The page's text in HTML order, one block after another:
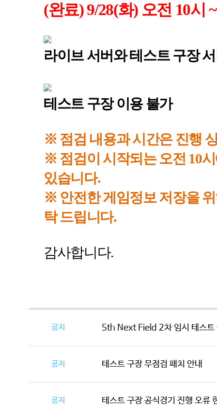
(완료) 9/28(화) 오전 10시
라이브 서버와 테스트 구장
테스트 구장 이용 불가
※ 점검 내용과 시간은 진행
※ 점검이 시작되는 오전 10
있습니다.
※ 안전한 게임정보 저장을
탁 드립니다.
감사합니다.
공지 5th Next Field 2차 임시 테스트
공지 테스트 구장 무점검 패치 안내
공지 테스트 구장 공식경기 진행 오류